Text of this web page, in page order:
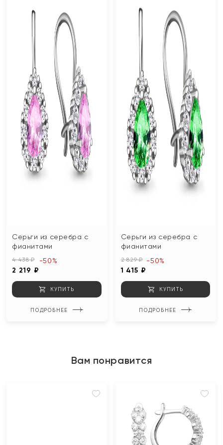
Серьги из серебра с
фианитами
4 438 ₽
2 219 ₽
-50%
КУПИТЬ
ПОДРОБНЕЕ
Серьги из серебра с
фианитами
2 829 ₽
1 415 ₽
-50%
КУПИТЬ
ПОДРОБНЕЕ
Вам понравится